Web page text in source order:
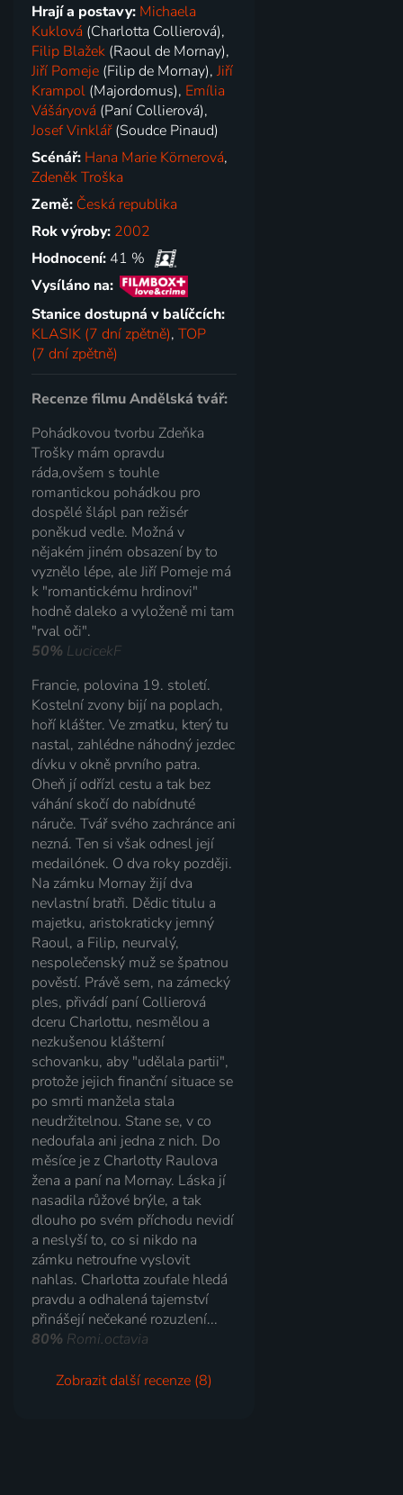
Hrají a postavy: Michaela
Kuklová (Charlotta Collierová),
Filip Blažek (Raoul de Mornay),
Jiří Pomeje (Filip de Mornay),Jiří
Krampol (Majordomus), Emília
Vášáryová (Paní Collierová),
Josef Vinklář(Soudce Pinaud)
Scénář: Hana Marie Körnerová,
Zdeněk Troška
Země: Česká republika
Rok výroby: 2002
Hodnocení: 41 %
Vysíláno na:
Stanice dostupná v balíčcích:
KLASIK (7 dní zpětně),TOP
(7 dní zpětně)
Recenze filmu Andělská tvář:
Pohádkovou tvorbu Zdeňka
Trošky mám opravdu
ráda,ovšem s touhle
romantickou pohádkou pro
dospělé šlápl pan režisér
poněkud vedle. Možná v
nějakém jiném obsazení by to
vyznělo lépe, ale Jiří Pomeje má
k "romantickému hrdinovi"
hodně daleko a vyloženě mi tam
"rval oči".
50% LucicekF
Francie, polovina 19. století.
Kostelní zvony bijí na poplach,
hoří klášter. Ve zmatku, který tu
nastal, zahlédne náhodný jezdec
dívku v okně prvního patra.
Oheň jí odřízl cestu a tak bez
váhání skočí do nabídnuté
náruče. Tvář svého zachránce ani
nezná. Ten si však odnesl její
medailónek. O dva roky později.
Na zámku Mornay žijí dva
nevlastní bratři. Dědic titulu a
majetku, aristokraticky jemný
Raoul, a Filip, neurvalý,
nespolečenský muž se špatnou
pověstí. Právě sem, na zámecký
ples, přivádí paní Collierová
dceru Charlottu, nesmělou a
nezkušenou klášterní
schovanku, aby "udělala partii",
protože jejich finanční situace se
po smrti manžela stala
neudržitelnou. Stane se, v co
nedoufala ani jedna z nich. Do
měsíce je z Charlotty Raulova
žena a paní na Mornay. Láska jí
nasadila růžové brýle, a tak
dlouho po svém příchodu nevidí
a neslyší to, co si nikdo na
zámku netroufne vyslovit
nahlas. Charlotta zoufale hledá
pravdu a odhalená tajemství
přinášejí nečekané rozuzlení...
80% Romi.octavia
Zobrazit další recenze (8)